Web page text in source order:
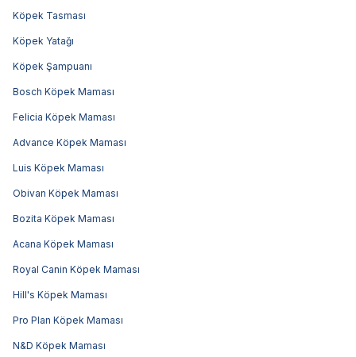
Köpek Tasması
Köpek Yatağı
Köpek Şampuanı
Bosch Köpek Maması
Felicia Köpek Maması
Advance Köpek Maması
Luis Köpek Maması
Obivan Köpek Maması
Bozita Köpek Maması
Acana Köpek Maması
Royal Canin Köpek Maması
Hill's Köpek Maması
Pro Plan Köpek Maması
N&D Köpek Maması